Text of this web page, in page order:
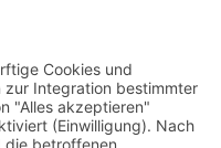
Böddeling übernimmt
und